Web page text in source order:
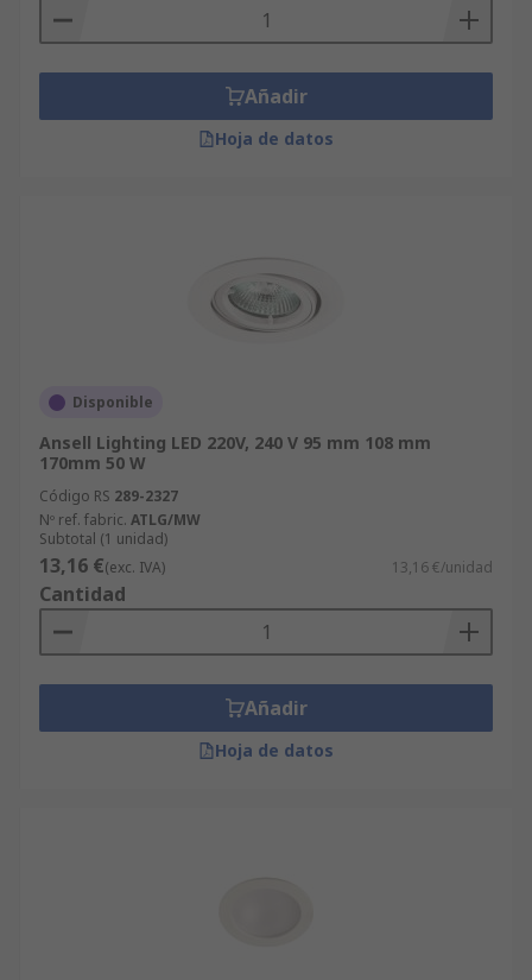
Añadir
Hoja de datos
Disponible
Ansell Lighting LED 220V, 240 V 95 mm 108 mm
170mm 50 W
Código RS 289-2327
Nº ref. fabric. ATLG/MW
Subtotal (1 unidad)
13,16 €(exc. IVA) 13,16 €/unidad
Cantidad
Añadir
Hoja de datos